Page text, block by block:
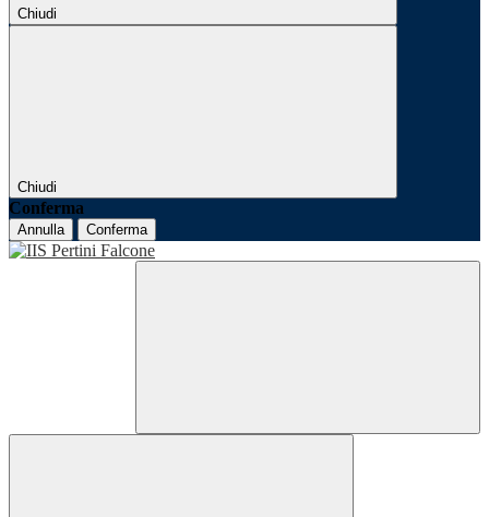
Chiudi
Chiudi
Conferma
Annulla Conferma